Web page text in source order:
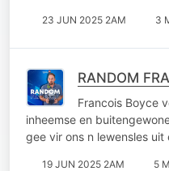
23 JUN 2025 2AM 3
RANDOM
Francois Boyce
inheemse en
gee vir ons n lewensles uit
19 JUN 2025 2AM 5